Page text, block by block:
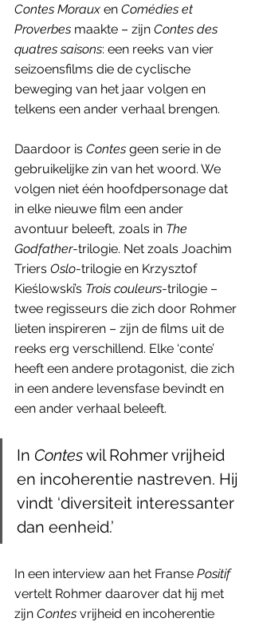
Contes Moraux en Comédies et
Proverbes maakte – zijn Contes des
quatres saisons: een reeks van vier
seizoensfilms die de cyclische
beweging van het jaar volgen en
telkens een ander verhaal brengen.
Daardoor is Contes geen serie in de
gebruikelijke zin van het woord. We
volgen niet één hoofdpersonage dat
in elke nieuwe film een ander
avontuur beleeft, zoals in The
Godfather-trilogie. Net zoals Joachim
Triers Oslo-trilogie en Krzysztof
Kieślowski’s Trois couleurs-trilogie –
twee regisseurs die zich door Rohmer
lieten inspireren – zijn de films uit de
reeks erg verschillend. Elke ‘conte’
heeft een andere protagonist, die zich
in een andere levensfase bevindt en
een ander verhaal beleeft.
In Contes wil Rohmer vrijheid
en incoherentie nastreven. Hij
vindt ‘diversiteit interessanter
dan eenheid.’
In een interview aan het Franse Positif
vertelt Rohmer daarover dat hij met
zijn Contes vrijheid en incoherentie